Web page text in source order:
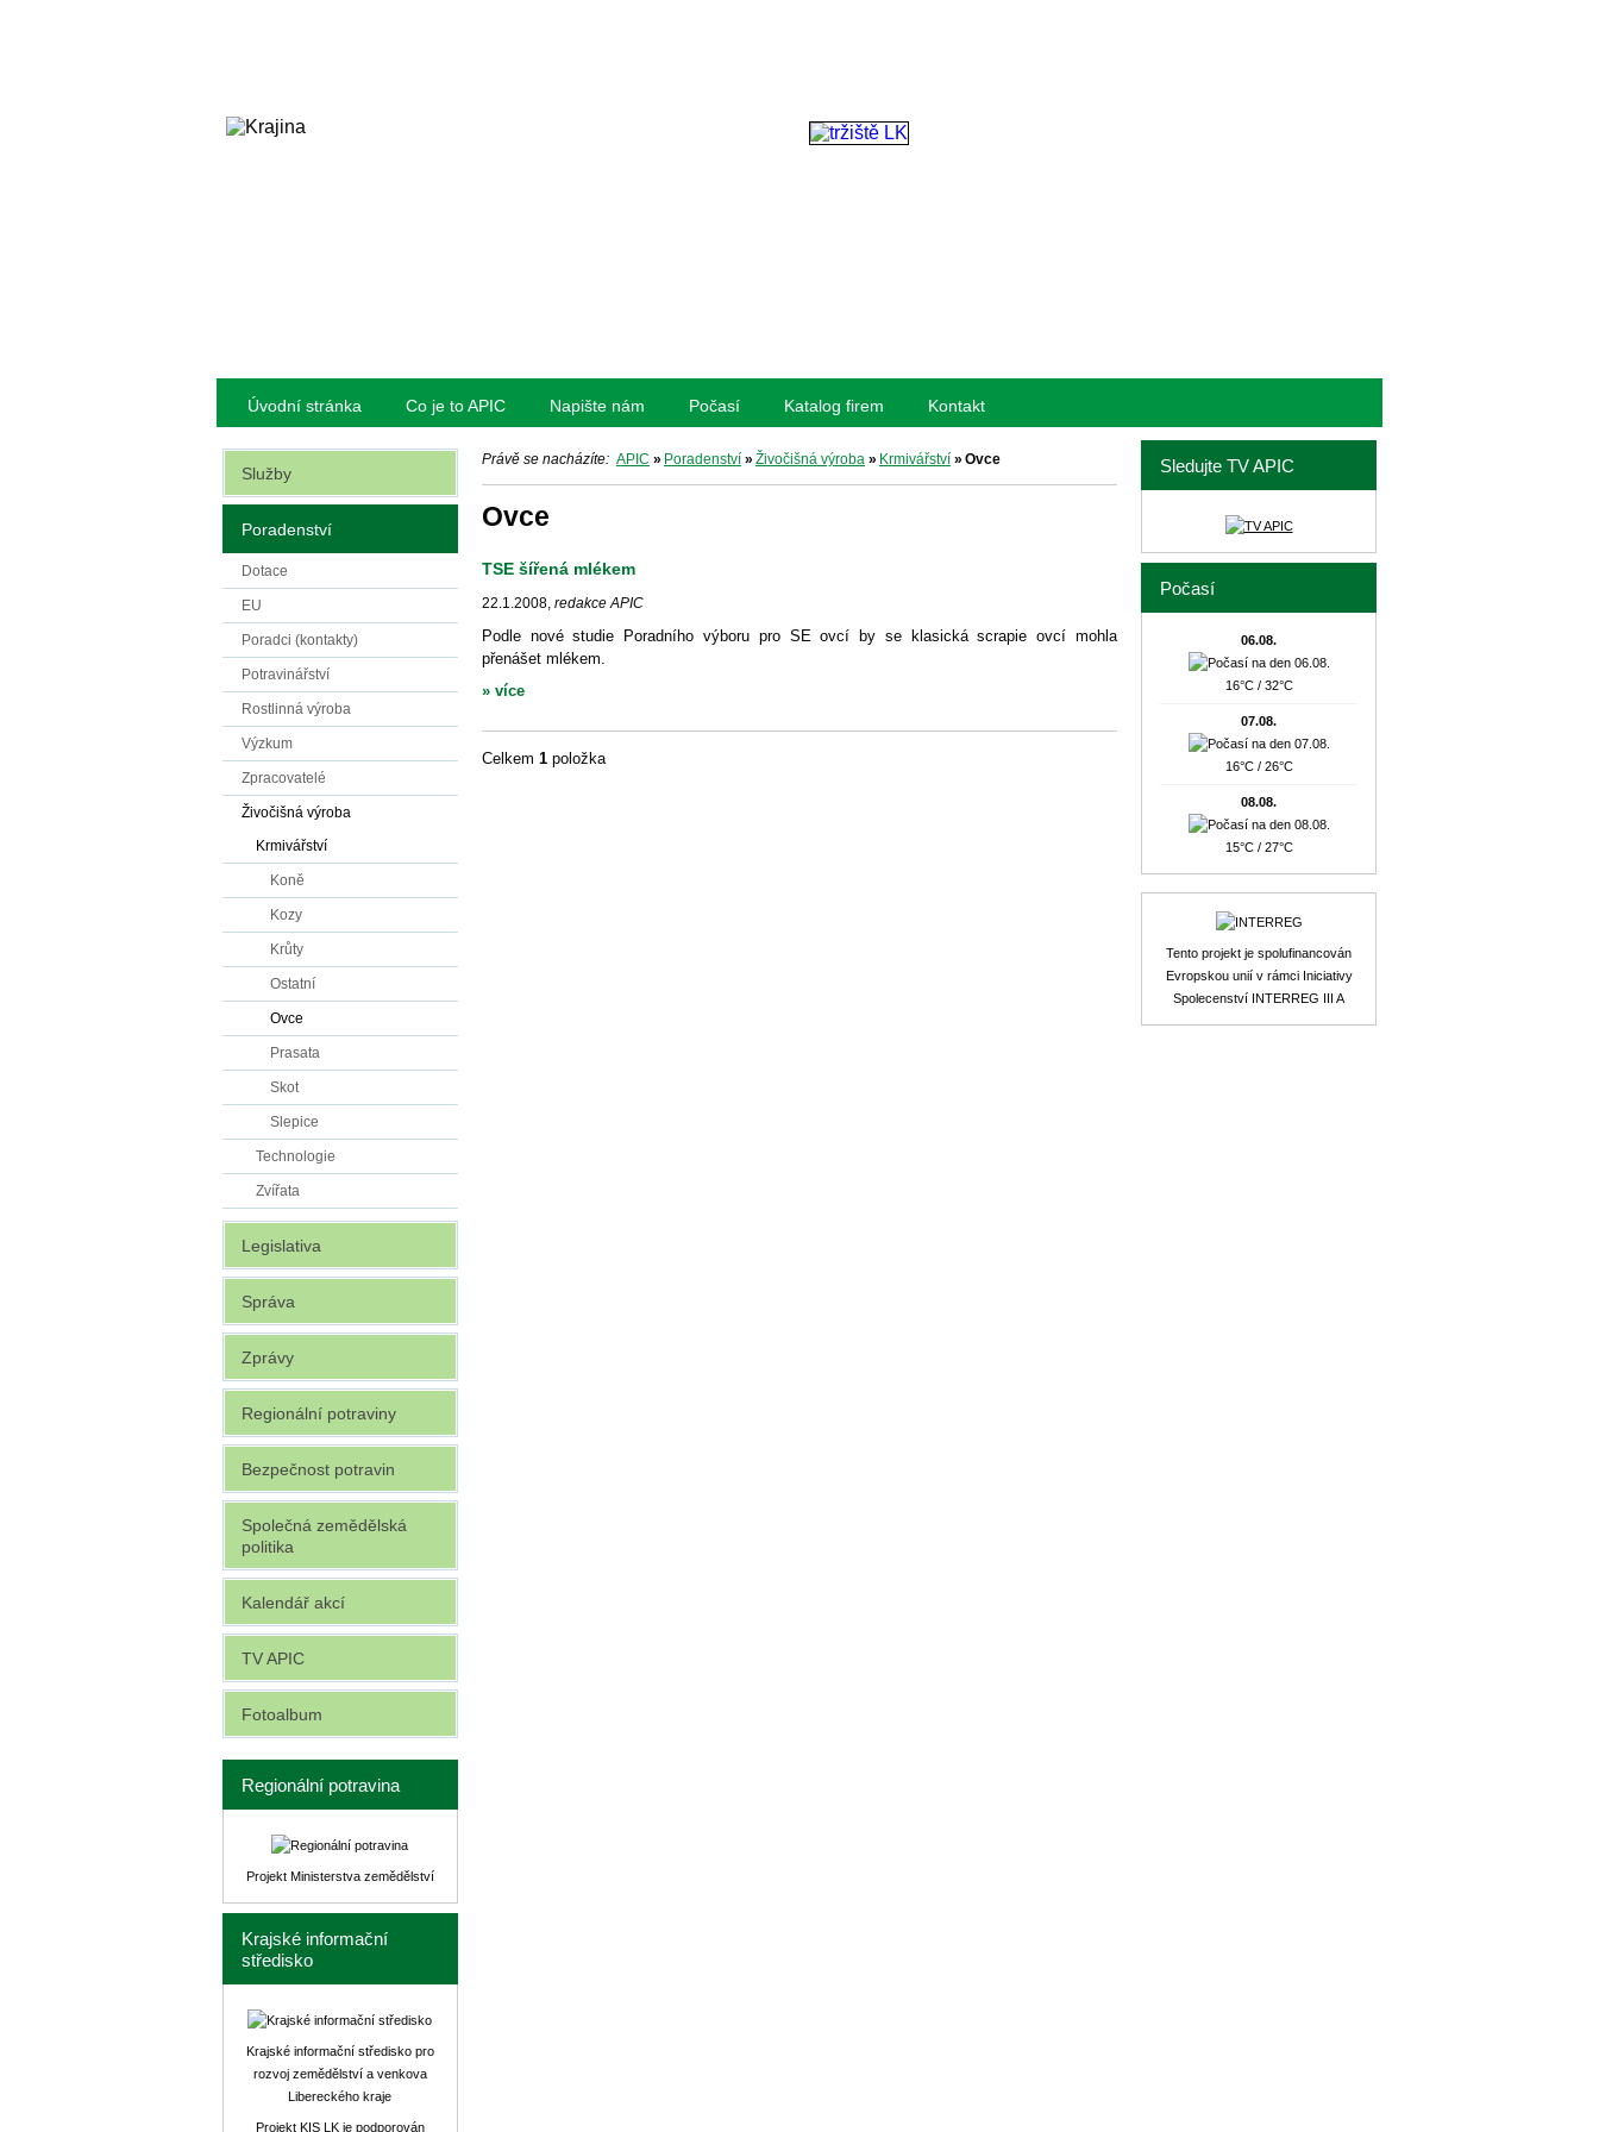
Úvodní stránka Co je to APIC Napište nám Počasí Katalog firem Kontakt
Právě se nacházíte: APIC » Poradenství» Živočišná výroba » Krmivářství» Ovce
Ovce
TSE šířená mlékem
22.1.2008, redakce APIC
Podle nové studie Poradního výboru pro SE ovcí by se klasická scrapie ovcí mohla
přenášet mlékem.
» více
Celkem 1položka
Služby
Poradenství
Dotace
EU
Poradci (kontakty)
Potravinářství
Rostlinná výroba
Výzkum
Zpracovatelé
Živočišná výroba
Krmivářství
Koně
Kozy
Krůty
Ostatní
Ovce
Prasata
Skot
Slepice
Technologie
Zvířata
Legislativa
Správa
Zprávy
Regionální potraviny
Bezpečnost potravin
Společná zemědělská
politika
Kalendář akcí
TV APIC
Fotoalbum
Regionální potravina
Projekt Ministerstva zemědělství
Krajské informační
středisko
Krajské informační středisko pro
rozvoj zemědělství a venkova
Libereckého kraje
Projekt KIS LK je podporován
Sledujte TV APIC
Počasí
06.08.
16°C / 32°C
07.08.
16°C / 26°C
08.08.
15°C / 27°C
Tento projekt je spolufinancován
Evropskou unií v rámci Iniciativy
Spolecenství INTERREG III A